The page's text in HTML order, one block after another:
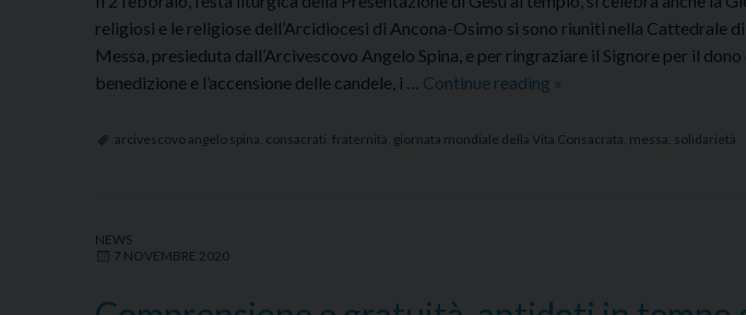
religiosi e le religiose dell’Arcidiocesi di Ancona-Osimo si sono riuniti nella Cattedrale
Messa, presieduta dall’Arcivescovo Angelo Spina, e per ringraziare il Signore per il
benedizione e l’accensione delle candele, i … Continue reading Celebrata
Giornata
»
arcivescovo angelo spina consacrati fraternità giornata mondiale della Vita Consacrata messa solidarietà
NEWS
7 NOVEMBRE 2020